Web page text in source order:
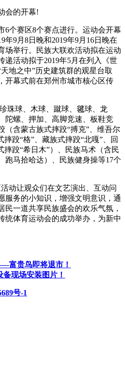
会的开幕!
6个赛区8个赛点进行。运动会开幕
年9月8日晚和2019年9月16日晚在
场举行。民族大联欢活动拟在运动
递活动拟于2019年5月在列入《世
地之中”历史建筑群的观星台取
开幕式前在郑州市城市核心区传
珠球、木球、蹴球、毽球、龙
陀螺、押加、高脚竞速、板鞋竞
（含蒙古族式摔跤“搏克”、维吾尔
跤“格”、藏族式摔跤“北嘎”、回
摔跤“希日木”）、民族马术（含民
跑马拾哈达）、民族健身操等17个
动让观众们在文艺演出、互动问
服务的小知识，增强文明意识，通
民一道共享民族盛会的欢乐气氛，
统体育运动会的成功举办，为新中
富贵鸟即将退市！
备现场安装图片！
号-1